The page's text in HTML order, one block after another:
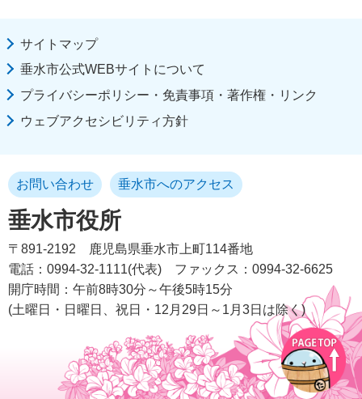
サイトマップ
垂水市公式WEBサイトについて
プライバシーポリシー・免責事項・著作権・リンク
ウェブアクセシビリティ方針
垂水市役所
お問い合わせ 垂水市へのアクセス
〒891-2192
鹿児島県垂水市上町114番地
電話：0994-32-1111(代表)
ファックス：0994-32-6625
開庁時間：午前8時30分～午後5時15分
(土曜日・日曜日、祝日・12月29日～1月3日は除く)